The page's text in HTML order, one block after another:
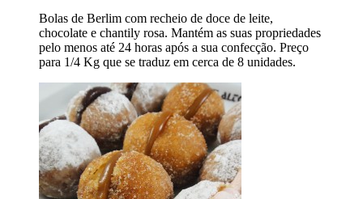
Bolas de Berlim com recheio de doce de leite,
chocolate e chantily rosa. Mantém as suas propriedades
pelo menos até 24 horas após a sua confecção. Preço
para 1/4 Kg que se traduz em cerca de 8 unidades.